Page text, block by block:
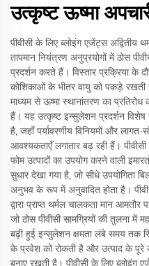
उत्कृष्ट ऊष्मा
पीवीसी के लिए ब्लोइंग एजेंट्स अद्वितीय
तापमान नियंत्रण अनुप्रयोगों में ठोस
प्रदर्शन करते हैं। विस्तार प्रक्रिया के
कोशिकाओं के भीतर वायु को पकड़े
माध्यम से ऊष्मा स्थानांतरण का प्रतिरोध
हैं। यह उत्कृष्ट इन्सुलेशन प्रदर्शन विशेष
है, जहाँ पर्यावरणीय विनियमों और लागत-
आवश्यकताएँ लगातार बढ़ रही हैं।
फोम उत्पादों का उपयोग करने वाली
सुधार देखा गया है, जो सीधे उपयोगिता
अनुभव के रूप में अनुवादित होता है।
द्वारा प्राप्त थर्मल चालकता मान
जो ठोस पीवीसी सामग्रियों की तुलना में
बढ़ी हुई इन्सुलेशन क्षमता लंबे समय तक
के प्रवेश को रोकती है और उत्पाद के पूरे
बनाए रखती है। पीवीसी के लिए ब्लोइंग